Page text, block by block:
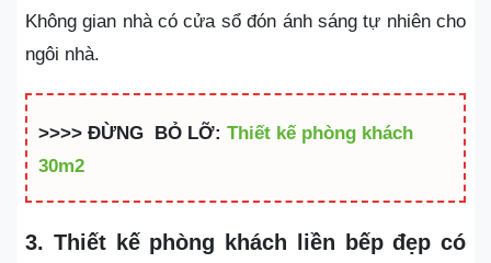
Không gian nhà có cửa sổ đón ánh sáng tự nhiên cho
ngôi nhà.
>>>> ĐỪNG BỎ LỠ: Thiết kế phòng khách
30m2
3. Thiết kế phòng khách liền bếp đẹp có